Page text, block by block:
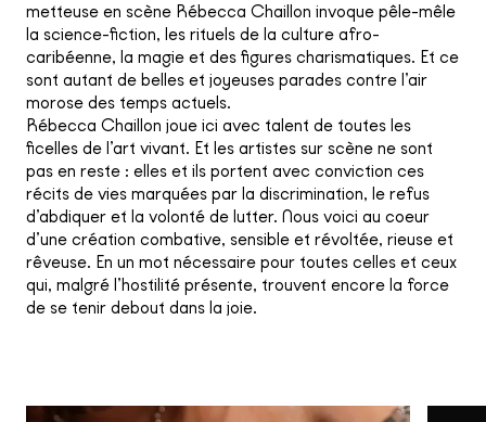
metteuse en scène Rébecca Chaillon invoque pêle-mêle
la science-fiction, les rituels de la culture afro-
caribéenne, la magie et des figures charismatiques. Et ce
sont autant de belles et joyeuses parades contre l’air
morose des temps actuels.
Rébecca Chaillon joue ici avec talent de toutes les
ficelles de l’art vivant. Et les artistes sur scène ne sont
pas en reste : elles et ils portent avec conviction ces
récits de vies marquées par la discrimination, le refus
d’abdiquer et la volonté de lutter. Nous voici au coeur
d’une création combative, sensible et révoltée, rieuse et
rêveuse. En un mot nécessaire pour toutes celles et ceux
qui, malgré l’hostilité présente, trouvent encore la force
de se tenir debout dans la joie.